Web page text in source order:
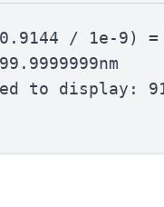
/ 1e-9) =
to display: